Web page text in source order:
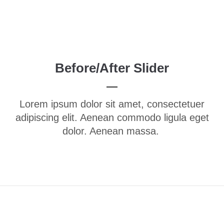
Support
Before/After Slider
Lorem ipsum dolor sit amet, consectetuer
adipiscing elit. Aenean commodo ligula eget
dolor. Aenean massa.